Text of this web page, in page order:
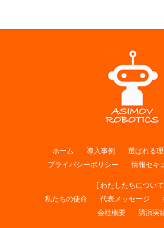
ホーム 導入事例 選ばれる
プライバシーポリシー
情報セキ
[ わたしたちについ
私たちの使命
代表メッセージ
会社概要
講演実